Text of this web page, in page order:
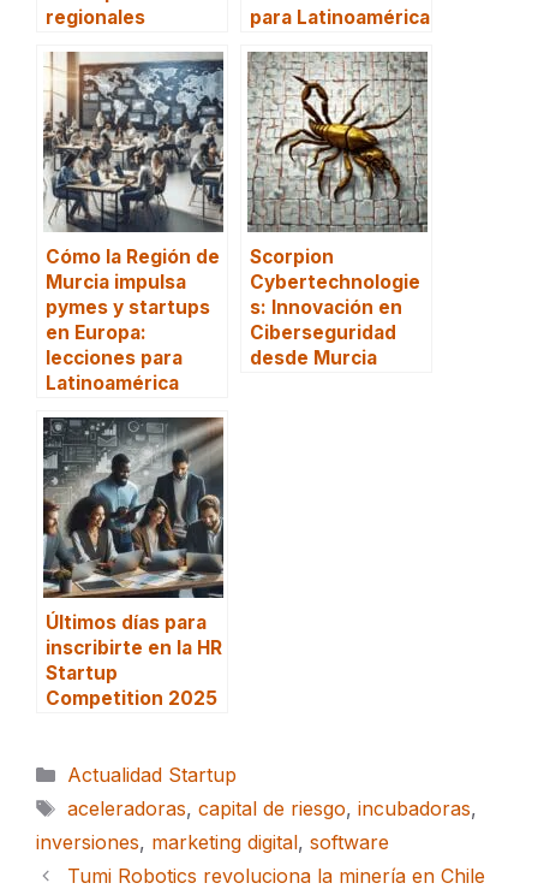
regionales
para Latinoamérica
Cómo la Región de
Murcia impulsa
pymes y startups
en Europa:
lecciones para
Latinoamérica
Scorpion
Cybertechnologie
s: Innovación en
Ciberseguridad
desde Murcia
Últimos días para
inscribirte en la HR
Startup
Competition 2025
Categorías
Actualidad Startup
Etiquetas
aceleradoras, capital de riesgo, incubadoras,
inversiones, marketing digital, software
Tumi Robotics revoluciona la minería en Chile